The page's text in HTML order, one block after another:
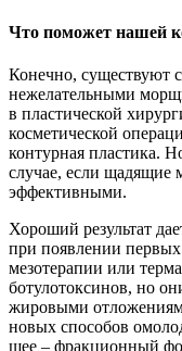
Что поможет нашей
Конечно, существуют
нежелательными
в пластической
косметической
контурная пластика.
случае, если щадящие
эффективными.
Хороший результат
при появлении
мезотерапии или
ботулотоксинов, но
жировыми
новых способов
шее – фракционный